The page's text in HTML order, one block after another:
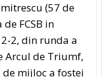
(57 de
FCSB in
2, din runda a
Arcul de Triumf,
mijloc a fostei